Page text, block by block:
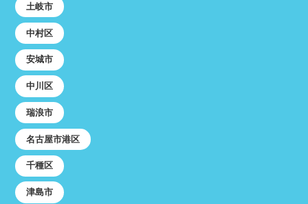
土岐市
中村区
安城市
中川区
瑞浪市
名古屋市港区
千種区
津島市